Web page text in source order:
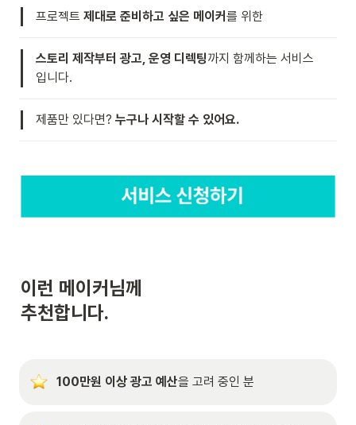
프로젝트 제대로 준비하고 싶은 메이커 를 위한
스토리 제작부터 광고, 운영 디렉팅까지 함께하는 서비스
입니다.
제품만 있다면? 누구나 시작할 수 있어요.
이런 메이커님께
추천합니다.
100만원 이상 광고 예산을 고려 중인 분